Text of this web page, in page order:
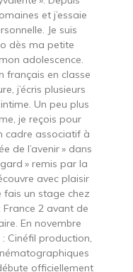
et j’essaie
Je suis
dès ma petite
adolescence.
français en classe
j’écris plusieurs
Un peu plus
je reçois pour
cadre associatif à
de l’avenir » dans
» remis par la
avec plaisir
fais un stage chez
France 2 avant de
En novembre
Cinéfil production,
officiellement